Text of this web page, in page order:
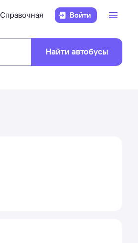
Справочная Войти
Найти автобусы